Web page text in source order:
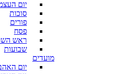
יום
סוכות
פורים
פסח
ראש
שבועות
מועדים
יום